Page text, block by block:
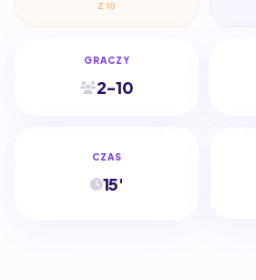
Z 10
GRACZY
2-10
CZAS
15'